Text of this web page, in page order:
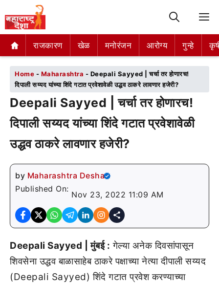
राजकारण खेळ मनोरंजन आरोग्य गुन्हे
राजकारण खेळ मनोरंजन आरोग्य गुन्हे
Home - Maharashtra - Deepali Sayyed | चर्चा तर होणारच!
दिपाली सय्यद यांच्या शिंदे गटात प्रवेशावेळी उद्धव ठाकरे लावणार हजेरी?
Deepali Sayyed | चर्चा तर होणारच!
दिपाली सय्यद यांच्या शिंदे गटात प्रवेशावेळी
उद्धव ठाकरे लावणार हजेरी?
by Maharashtra Desha
Published On:
Nov 23, 2022 11:09 AM
Deepali Sayyed | मुंबई : गेल्या अनेक दिवसांपासून
शिवसेना उद्धव बाळासाहेब ठाकरे पक्षाच्या नेत्या दीपाली सय्यद
(Deepali Sayyed) शिंदे गटात प्रवेश करण्याच्या